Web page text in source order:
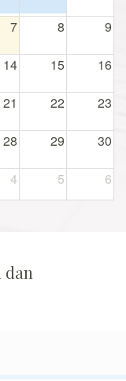
7 8 9
14 15 16
21 22 23
28 29 30
4 5 6
dan